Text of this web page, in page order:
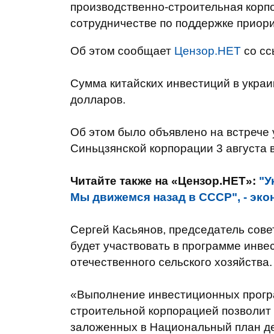
производственно-строительная
сотрудничестве по поддержке
Об этом сообщает Цензор.НЕТ со
Сумма китайских инвестиций в
долларов.
Об этом было объявлено на встрече
Синьцзянской корпорации 3 августа
Читайте также на «Цензор.НЕТ»:
Мы движемся назад в СССР", -
Сергей Касьянов, председатель
будет участвовать в программе
отечественного сельского хозяйства.
«Выполнение инвестиционных
строительной корпорацией
заложенных в Национальный план